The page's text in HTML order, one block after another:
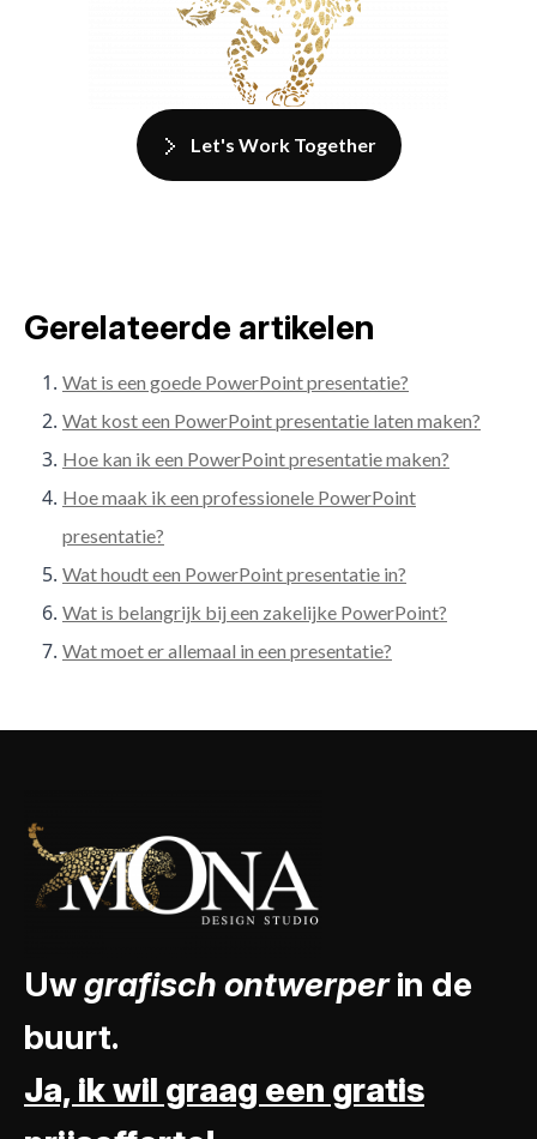
Let's Work Together
Gerelateerde artikelen
Wat is een goede PowerPoint presentatie?
Wat kost een PowerPoint presentatie laten maken?
Hoe kan ik een PowerPoint presentatie maken?
Hoe maak ik een professionele PowerPoint
presentatie?
Wat houdt een PowerPoint presentatie in?
Wat is belangrijk bij een zakelijke PowerPoint?
Wat moet er allemaal in een presentatie?
Uwgrafisch ontwerperin de
buurt.
Ja, ik wil graag een gratis